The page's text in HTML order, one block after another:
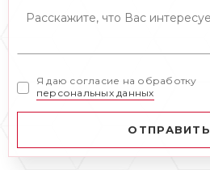
Я даю согласие на обработку
персональных данных
ОТПРАВИТЬ